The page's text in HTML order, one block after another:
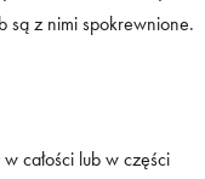
są z nimi spokrewnione.
całości lub w części